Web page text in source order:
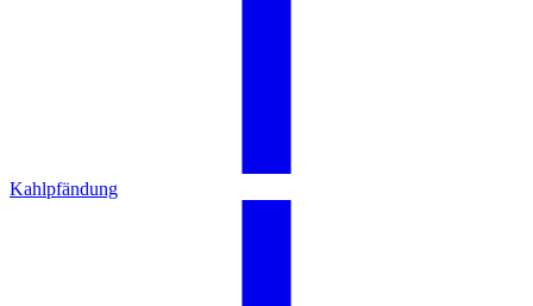
Kahlpfändung